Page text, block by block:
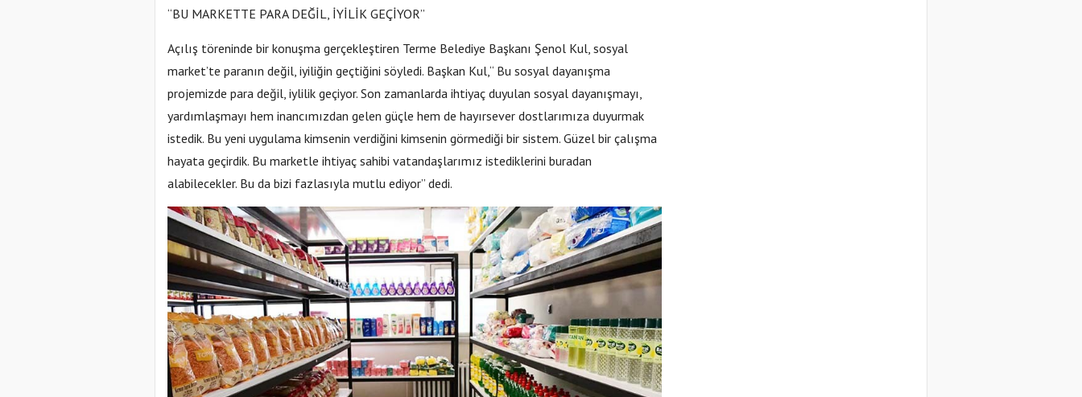
“BU MARKETTE PARA DEĞİL, İYİLİK GEÇİYOR”
Açılış töreninde bir konuşma gerçekleştiren Terme Belediye Başkanı Şenol Kul, sosyal
market’te paranın değil, iyiliğin geçtiğini söyledi. Başkan Kul,“ Bu sosyal dayanışma
projemizde para değil, iylilik geçiyor. Son zamanlarda ihtiyaç duyulan sosyal dayanışmayı,
yardımlaşmayı hem inancımızdan gelen güçle hem de hayırsever dostlarımıza duyurmak
istedik. Bu yeni uygulama kimsenin verdiğini kimsenin görmediği bir sistem. Güzel bir çalışma
hayata geçirdik. Bu marketle ihtiyaç sahibi vatandaşlarımız istediklerini buradan
alabilecekler. Bu da bizi fazlasıyla mutlu ediyor” dedi.